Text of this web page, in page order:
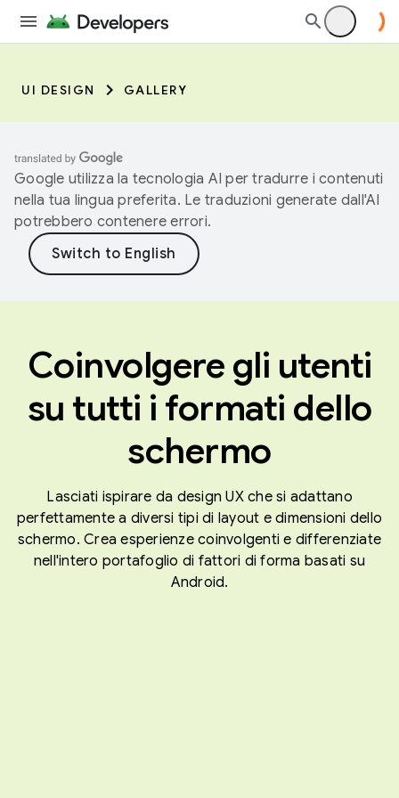
UI DESIGN GALLERY
Google utilizza la tecnologia AI per tradurre i contenuti
nella tua lingua preferita. Le traduzioni generate dall'AI
potrebbero contenere errori.
Coinvolgere gli utenti
su tutti i formati dello
schermo
Lasciati ispirare da design UX che si adattano
perfettamente a diversi tipi di layout e dimensioni dello
schermo. Crea esperienze coinvolgenti e differenziate
nell'intero portafoglio di fattori di forma basati su
Android.